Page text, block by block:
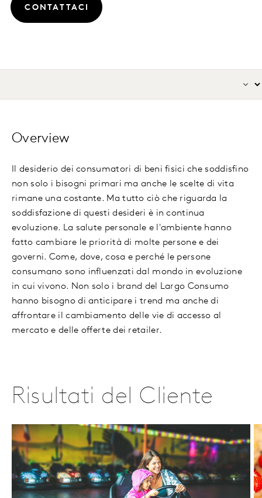
CONTATTACI
Overview
Il desiderio dei consumatori di beni fisici che soddisfino
non solo i bisogni primari ma anche le scelte di vita
rimane una costante. Ma tutto ciò che riguarda la
soddisfazione di questi desideri è in continua
evoluzione. La salute personale e l'ambiente hanno
fatto cambiare le priorità di molte persone e dei
governi. Come, dove, cosa e perché le persone
consumano sono influenzati dal mondo in evoluzione
in cui vivono. Non solo i brand del Largo Consumo
hanno bisogno di anticipare i trend ma anche di
affrontare il cambiamento delle vie di accesso al
mercato e delle offerte dei retailer.
Risultati del Cliente